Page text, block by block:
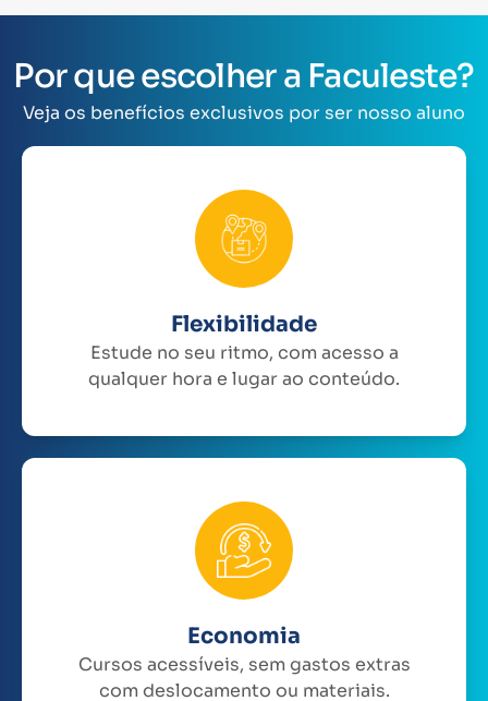
Por que escolher a Faculeste?
Veja os benefícios exclusivos por ser nosso aluno
Flexibilidade
Estude no seu ritmo, com acesso a
qualquer hora e lugar ao conteúdo.
Economia
Cursos acessíveis, sem gastos extras
com deslocamento ou materiais.